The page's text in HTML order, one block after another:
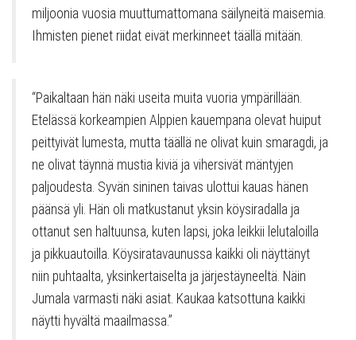
miljoonia vuosia muuttumattomana säilyneitä maisemia.
Ihmisten pienet riidat eivät merkinneet täällä mitään.
“Paikaltaan ​​hän näki useita muita vuoria ympärillään.
Etelässä korkeampien Alppien kauempana olevat huiput
peittyivät lumesta, mutta täällä ne olivat kuin smaragdi, ja
ne olivat täynnä mustia kiviä ja vihersivät mäntyjen
paljoudesta. Syvän sininen taivas ulottui kauas hänen
päänsä yli. Hän oli matkustanut yksin köysiradalla ja
ottanut sen haltuunsa, kuten lapsi, joka leikkii lelutaloilla
ja pikkuautoilla. Köysiratavaunussa kaikki oli näyttänyt
niin puhtaalta, yksinkertaiselta ja järjestäyneeltä. Näin
Jumala varmasti näki asiat. Kaukaa katsottuna kaikki
näytti hyvältä maailmassa.”